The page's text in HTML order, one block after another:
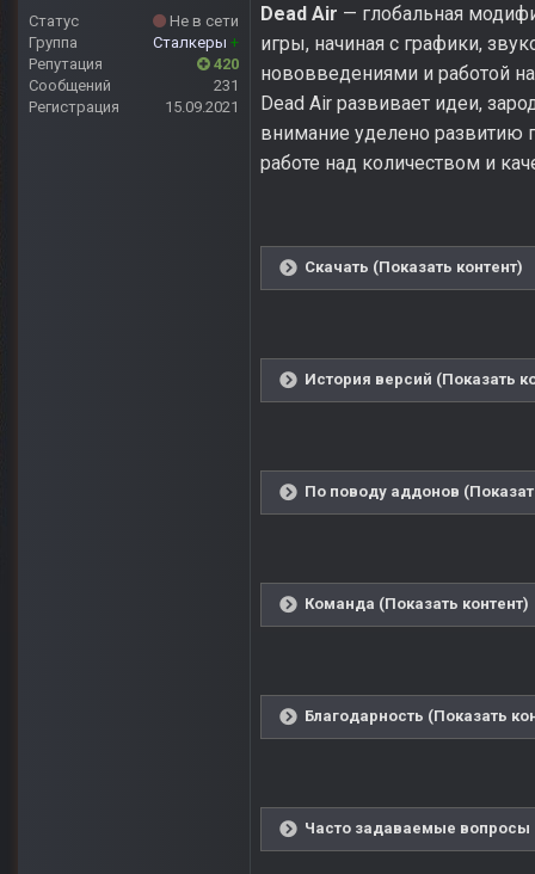
Статус
Не в сети
Группа
Сталкеры +
Репутация
420
Сообщений
231
Регистрация
15.09.2021
Dead Air — глобальная
игры, начиная с графики,
нововведениями и работой
Dead Air развивает идеи,
внимание уделено развитию
работе над количеством и
Скачать (Показать контент)
История версий (Показать
По поводу аддонов
Команда (Показать контент)
Благодарность (Показать
Часто задаваемые вопросы